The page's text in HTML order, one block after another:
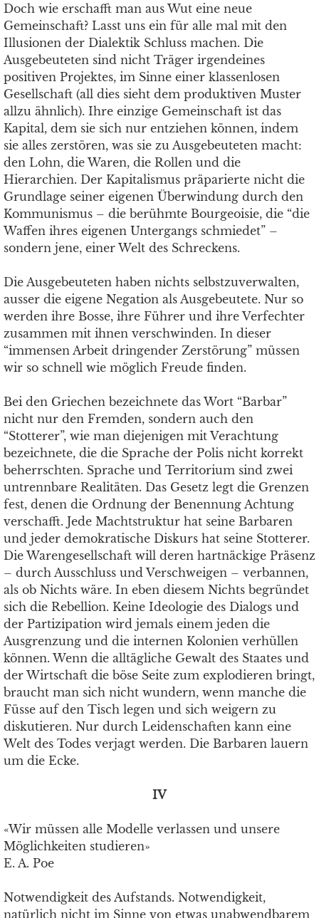
Doch wie erschafft man aus Wut eine neue
Gemeinschaft? Lasst uns ein für alle mal mit den
Illusionen der Dialektik Schluss machen. Die
Ausgebeuteten sind nicht Träger irgendeines
positiven Projektes, im Sinne einer klassenlosen
Gesellschaft (all dies sieht dem produktiven Muster
allzu ähnlich). Ihre einzige Gemeinschaft ist das
Kapital, dem sie sich nur entziehen können, indem
sie alles zerstören, was sie zu Ausgebeuteten macht:
den Lohn, die Waren, die Rollen und die
Hierarchien. Der Kapitalismus präparierte nicht die
Grundlage seiner eigenen Überwindung durch den
Kommunismus – die berühmte Bourgeoisie, die “die
Waffen ihres eigenen Untergangs schmiedet” –
sondern jene, einer Welt des Schreckens.
Die Ausgebeuteten haben nichts selbstzuverwalten,
ausser die eigene Negation als Ausgebeutete. Nur so
werden ihre Bosse, ihre Führer und ihre Verfechter
zusammen mit ihnen verschwinden. In dieser
“immensen Arbeit dringender Zerstörung” müssen
wir so schnell wie möglich Freude finden.
Bei den Griechen bezeichnete das Wort “Barbar”
nicht nur den Fremden, sondern auch den
“Stotterer”, wie man diejenigen mit Verachtung
bezeichnete, die die Sprache der Polis nicht korrekt
beherrschten. Sprache und Territorium sind zwei
untrennbare Realitäten. Das Gesetz legt die Grenzen
fest, denen die Ordnung der Benennung Achtung
verschafft. Jede Machtstruktur hat seine Barbaren
und jeder demokratische Diskurs hat seine Stotterer.
Die Warengesellschaft will deren hartnäckige Präsenz
– durch Ausschluss und Verschweigen – verbannen,
als ob Nichts wäre. In eben diesem Nichts begründet
sich die Rebellion. Keine Ideologie des Dialogs und
der Partizipation wird jemals einem jeden die
Ausgrenzung und die internen Kolonien verhüllen
können. Wenn die alltägliche Gewalt des Staates und
der Wirtschaft die böse Seite zum explodieren bringt,
braucht man sich nicht wundern, wenn manche die
Füsse auf den Tisch legen und sich weigern zu
diskutieren. Nur durch Leidenschaften kann eine
Welt des Todes verjagt werden. Die Barbaren lauern
um die Ecke.
IV
«Wir müssen alle Modelle verlassen und unsere
Möglichkeiten studieren»
E. A. Poe
Notwendigkeit des Aufstands. Notwendigkeit,
natürlich nicht im Sinne von etwas unabwendbarem